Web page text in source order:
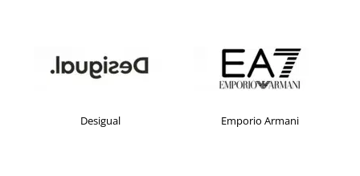
Desigual Emporio Armani